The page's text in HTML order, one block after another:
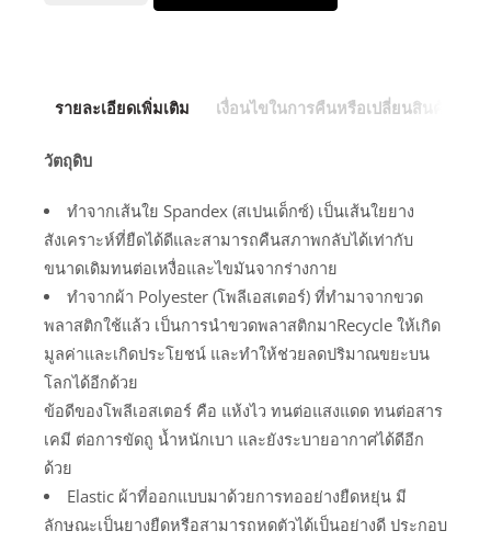
รายละเอียดเพิ่มเติม เงื่อนไขในการคืนหรือเปลี่ยนสินค้า
วัตถุดิบ
ทำจากเส้นใย Spandex (สเปนเด็กซ์) เป็นเส้นใยยาง
สังเคราะห์ที่ยืดได้ดีและสามารถคืนสภาพกลับได้เท่ากับ
ขนาดเดิมทนต่อเหงื่อและไขมันจากร่างกาย
ทำจากผ้า Polyester (โพลีเอสเตอร์) ที่ทำมาจากขวด
พลาสติกใช้แล้ว เป็นการนำขวดพลาสติกมาRecycle ให้เกิด
มูลค่าและเกิดประโยชน์ และทำให้ช่วยลดปริมาณขยะบน
โลกได้อีกด้วย
ข้อดีของโพลีเอสเตอร์ คือ แห้งไว ทนต่อแสงแดด ทนต่อสาร
เคมี ต่อการขัดถู น้ำหนักเบา และยังระบายอากาศได้ดีอีก
ด้วย
Elastic ผ้าที่ออกแบบมาด้วยการทออย่างยืดหยุ่น มี
ลักษณะเป็นยางยืดหรือสามารถหดตัวได้เป็นอย่างดี ประกอบ